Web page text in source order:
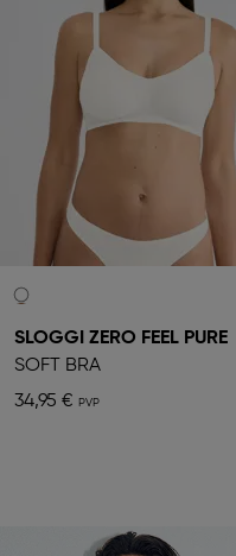
SLOGGI ZERO FEEL PURE
SOFT BRA
34,95 €